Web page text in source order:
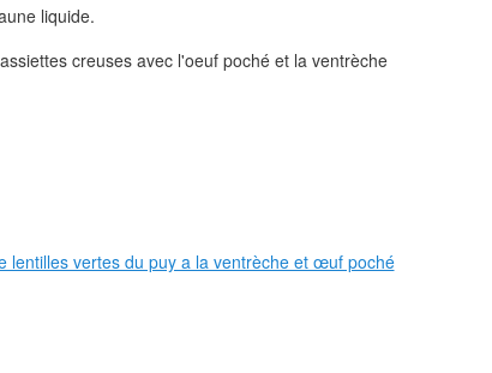
liquide.
creuses avec l'oeuf poché et la ventrèche